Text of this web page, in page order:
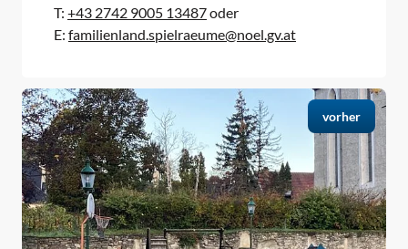
vorher
T: +43 2742 9005 13487oder
E: familienland.spielraeume@noel.gv.at